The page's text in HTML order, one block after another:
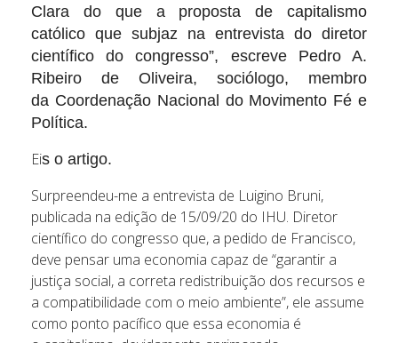
Clara do que a proposta de capitalismo
católico que subjaz na entrevista do diretor
científico do congresso”, escreve Pedro A.
Ribeiro de Oliveira, sociólogo, membro
da Coordenação Nacional do Movimento Fé e
Política.
Eis o artigo.
Surpreendeu-me a entrevista de Luigino Bruni,
publicada na edição de 15/09/20 do IHU. Diretor
científico do congresso que, a pedido de Francisco,
deve pensar uma economia capaz de “garantir a
justiça social, a correta redistribuição dos recursos e
a compatibilidade com o meio ambiente”, ele assume
como ponto pacífico que essa economia é